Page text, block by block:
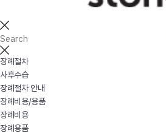
장례절차
사후수습
장례절차 안내
장례비용/용품
장례비용
장례용품